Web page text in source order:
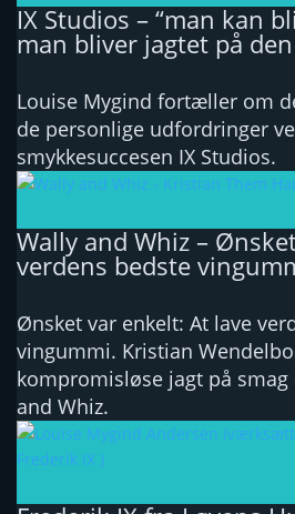
IX Studios – “man kan
man bliver jagtet på
Louise Mygind fortæller om
de personlige udfordringer
smykkesuccesen IX Studios.
Wally and Whiz –
verdens bedste
Ønsket var enkelt: At lave
vingummi. Kristian
kompromisløse jagt på
and Whiz.